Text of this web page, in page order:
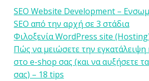
SEO Website Development –
SEO από την αρχή σε 3 στάδια
Φιλοξενία WordPress site
Πώς να μειώσετε την εγκατάλειψη
στο e-shop σας (και να αυξήσετε
σας) – 18 tips